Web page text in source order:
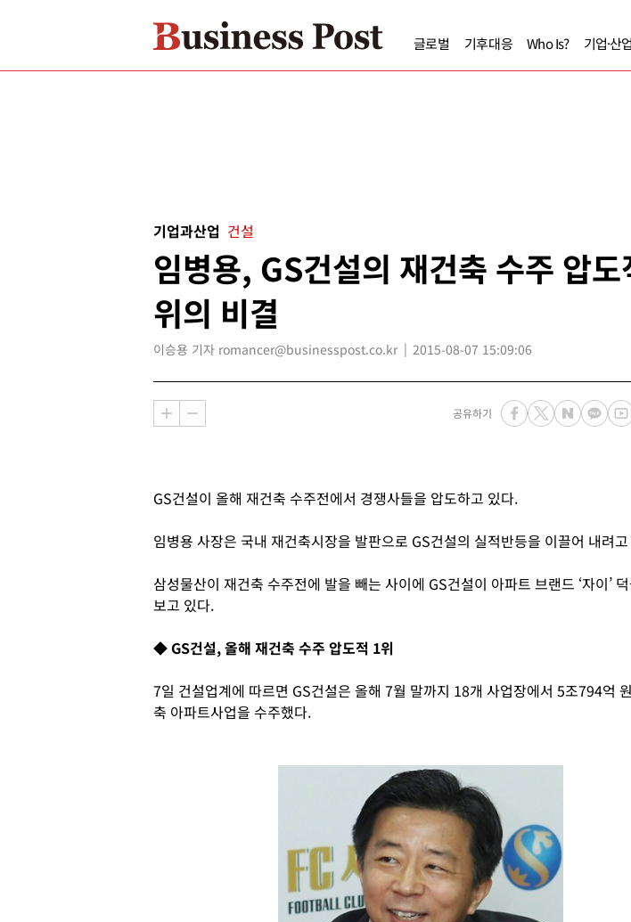
글로벌 기후대응 Who Is? 기업·산업
기업과산업 건설
임병용, GS건설의 재건축 수주 압
위의 비결
이승용 기자 romancer@businesspost.co.kr 2015-08-07 15:09:06
공유하기
GS건설이 올해 재건축 수주전에서 경쟁사들을 압도하고 있다.
임병용 사장은 국내 재건축시장을 발판으로 GS건설의 실적반등을 이끌어 내려
삼성물산이 재건축 수주전에 발을 빼는 사이에 GS건설이 아파트 브랜드 ‘자이’
보고 있다.
◆ GS건설, 올해 재건축 수주 압도적 1위
7일 건설업계에 따르면 GS건설은 올해 7월 말까지 18개 사업장에서 5조794억
축 아파트사업을 수주했다.